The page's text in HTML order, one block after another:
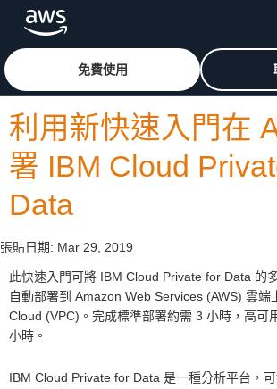
跳至主要內容按一下這裡可返回 Amazon Web
免費使用
利用新快速入門在
署 IBM Cloud
Data
張貼日期: Mar 29, 2019
此快速入門可將 IBM Cloud Private for Data 的
自動部署到 Amazon Web Services (AWS) 雲端
Cloud (VPC)。完成標準部署約需 3 小時，高可
小時。
IBM Cloud Private for Data 是一種分析平台，